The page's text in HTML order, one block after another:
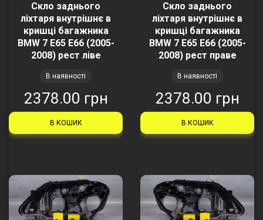
Скло заднього
ліхтаря внутрішнє в
кришці багажника
BMW 7 E65 E66 (2005-
2008) рест ліве
В наявності
2378.00 грн
В КОШИК
Скло заднього
ліхтаря внутрішнє в
кришці багажника
BMW 7 E65 E66 (2005-
2008) рест праве
В наявності
2378.00 грн
В КОШИК